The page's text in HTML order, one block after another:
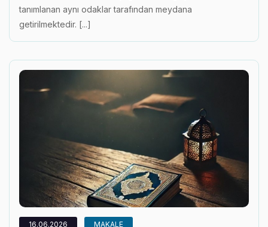
tanımlanan aynı odaklar tarafından meydana
getirilmektedir. [...]
16.06.2026 MAKALE